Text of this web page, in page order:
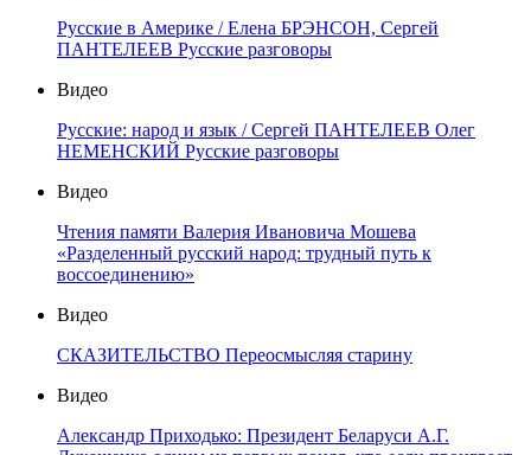
Русские в Америке / Елена БРЭНСОН, Сергей
ПАНТЕЛЕЕВ Русские разговоры
Видео
Русские: народ и язык / Сергей ПАНТЕЛЕЕВ Олег
НЕМЕНСКИЙ Русские разговоры
Видео
Чтения памяти Валерия Ивановича Мошева
«Разделенный русский народ: трудный путь к
воссоединению»
Видео
СКАЗИТЕЛЬСТВО Переосмысляя старину
Видео
Александр Приходько: Президент Беларуси А.Г.